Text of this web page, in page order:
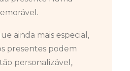
ainda mais especial,
presentes podem
personalizável,